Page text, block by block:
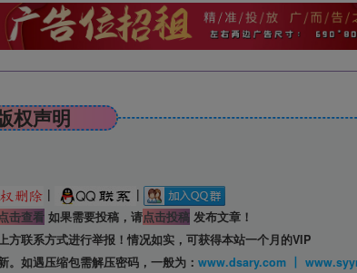
权声明
|
|
击查看如果需要投稿，请点击投稿发布文章！
联系方式进行举报！情况如实，可获得本站一个月的VIP
如遇压缩包需解压密码，一般为：
www.dsary.com 丨